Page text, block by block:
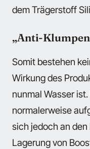
dem Trägerstoff
„Anti-
Somit bestehen
Wirkung des
nunmal Wasser
normalerweise
sich jedoch an
Lagerung von